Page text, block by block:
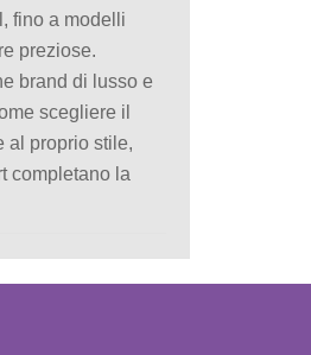
fino a modelli
preziose.
brand di lusso e
scegliere il
al proprio stile,
completano la